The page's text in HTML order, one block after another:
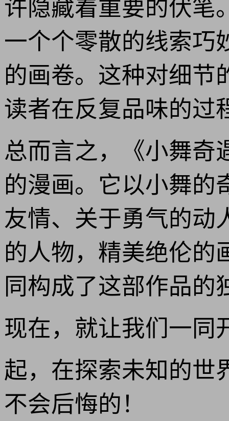
许隐藏着重要的伏笔
一个个零散的线索巧
的画卷。这种对细节
读者在反复品味的过
总而言之，《小舞奇
的漫画。它以小舞的
友情、关于勇气的动
的人物，精美绝伦的
同构成了这部作品的
现在，就让我们一同
起，在探索未知的世
不会后悔的！